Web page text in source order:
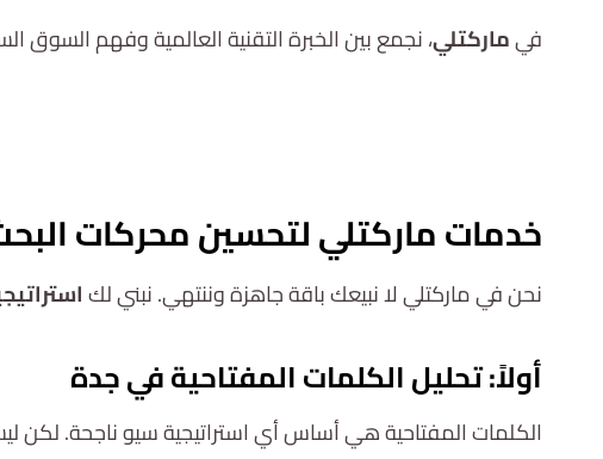
فيماركتلي، نجمع بين الخبرة التقنية العالمية وفهم السوق
خدمات ماركتلي لتحسين محركات
نحن في ماركتلي لا نبيعك باقة جاهزة وننتهي. نبني لك
أولاً: تحليل الكلمات المفتاحية في جدة
الكلمات المفتاحية هي أساس أي استراتيجية سيو ناجحة. لكن